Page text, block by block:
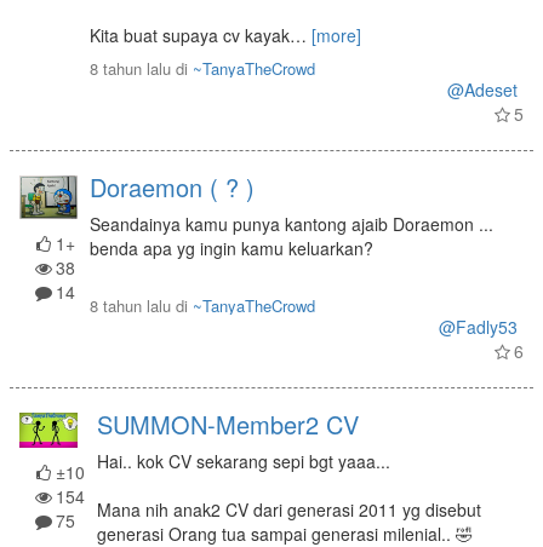
Kita buat supaya cv kayak… [more]
8 tahun lalu di ~TanyaTheCrowd
@Adeset
5
1+
38
14
Doraemon ( ? )
Seandainya kamu punya kantong ajaib Doraemon ...
benda apa yg ingin kamu keluarkan?
8 tahun lalu di ~TanyaTheCrowd
@Fadly53
6
±10
154
75
SUMMON-Member2 CV
Hai.. kok CV sekarang sepi bgt yaaa...
Mana nih anak2 CV dari generasi 2011 yg disebut
generasi Orang tua sampai generasi milenial.. 🤣